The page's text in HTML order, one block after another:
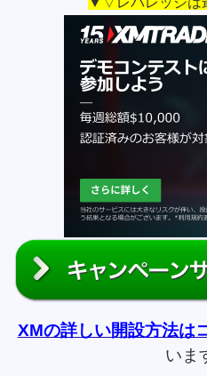
XMの詳しい開設方法は
いま